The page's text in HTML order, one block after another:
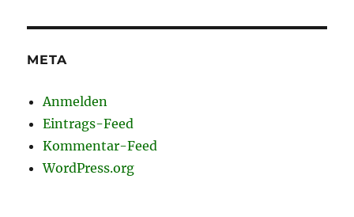
META
Anmelden
Eintrags-Feed
Kommentar-Feed
WordPress.org